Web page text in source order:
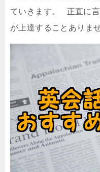
ていきます。 正直に
が上達することありま